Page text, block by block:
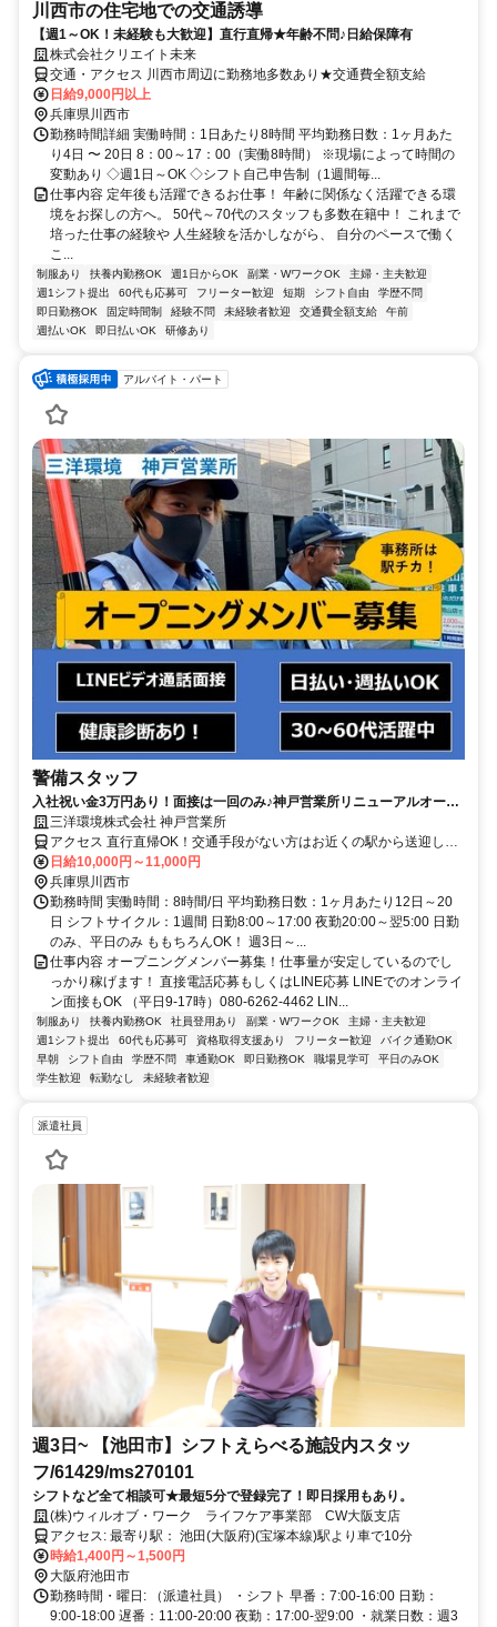
川西市の住宅地での交通誘導
【週1～OK！未経験も大歓迎】直行直帰★年齢不問♪日給保障有
株式会社クリエイト未来
交通・アクセス 川西市周辺に勤務地多数あり★交通費全額支給
日給9,000円以上
兵庫県川西市
勤務時間詳細 実働時間：1日あたり8時間 平均勤務日数：1ヶ月あた
り4日 〜 20日 8：00～17：00（実働8時間） ※現場によって時間の
変動あり ◇週1日～OK ◇シフト自己申告制（1週間毎...
仕事内容 定年後も活躍できるお仕事！ 年齢に関係なく活躍できる環
境をお探しの方へ。 50代～70代のスタッフも多数在籍中！ これまで
培った仕事の経験や 人生経験を活かしながら、 自分のペースで働く
こ...
制服あり 扶養内勤務OK 週1日からOK 副業・WワークOK
主婦・主夫歓迎
週1シフト提出
60代も応募可 フリーター歓迎 短期 シフト自由
学歴不問
即日勤務OK
固定時間制 経験不問 未経験者歓迎 交通費全額支給
午前
週払いOK
即日払いOK 研修あり
アルバイト・パート
警備スタッフ
入社祝い金3万円あり！面接は一回のみ♪神戸営業所リニューアルオープ
ンにつきオープニングメンバー募集！
三洋環境株式会社 神戸営業所
アクセス 直行直帰OK！交通手段がない方はお近くの駅から送迎しま
す。交通費は実費支給(会社もしくは現場まで)
日給10,000円～11,000円
兵庫県川西市
勤務時間 実働時間：8時間/日 平均勤務日数：1ヶ月あたり12日～20
日 シフトサイクル：1週間 日勤8:00～17:00 夜勤20:00～翌5:00 日勤
のみ、平日のみ ももちろんOK！ 週3日～...
仕事内容 オープニングメンバー募集！仕事量が安定しているのでし
っかり稼げます！ 直接電話応募もしくはLINE応募 LINEでのオンライ
ン面接もOK （平日9-17時）080-6262-4462 LIN...
制服あり 扶養内勤務OK 社員登用あり 副業・WワークOK
主婦・主夫歓迎
週1シフト提出
60代も応募可 資格取得支援あり フリーター歓迎
バイク通勤OK
早朝
シフト自由 学歴不問 車通勤OK 即日勤務OK 職場見学可
平日のみOK
学生歓迎
転勤なし 未経験者歓迎
派遣社員
週3日~ 【池田市】シフトえらべる施設内スタッ
フ/61429/ms270101
シフトなど全て相談可★最短5分で登録完了！即日採用もあり。
(株)ウィルオブ・ワーク ライフケア事業部 CW大阪支店
アクセス: 最寄り駅： 池田(大阪府)(宝塚本線)駅より車で10分
時給1,400円～1,500円
大阪府池田市
勤務時間・曜日: （派遣社員） ・シフト 早番：7:00-16:00 日勤：
9:00-18:00 遅番：11:00-20:00 夜勤：17:00-翌9:00 ・就業日数：週3